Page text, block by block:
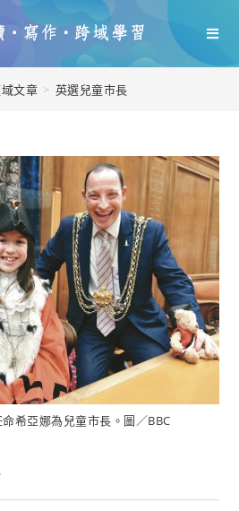
文章 > 英選兒童市長
希亞娜為兒童市長。圖／BBC